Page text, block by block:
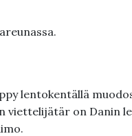
lentokentällä
viettelijätär on Danin